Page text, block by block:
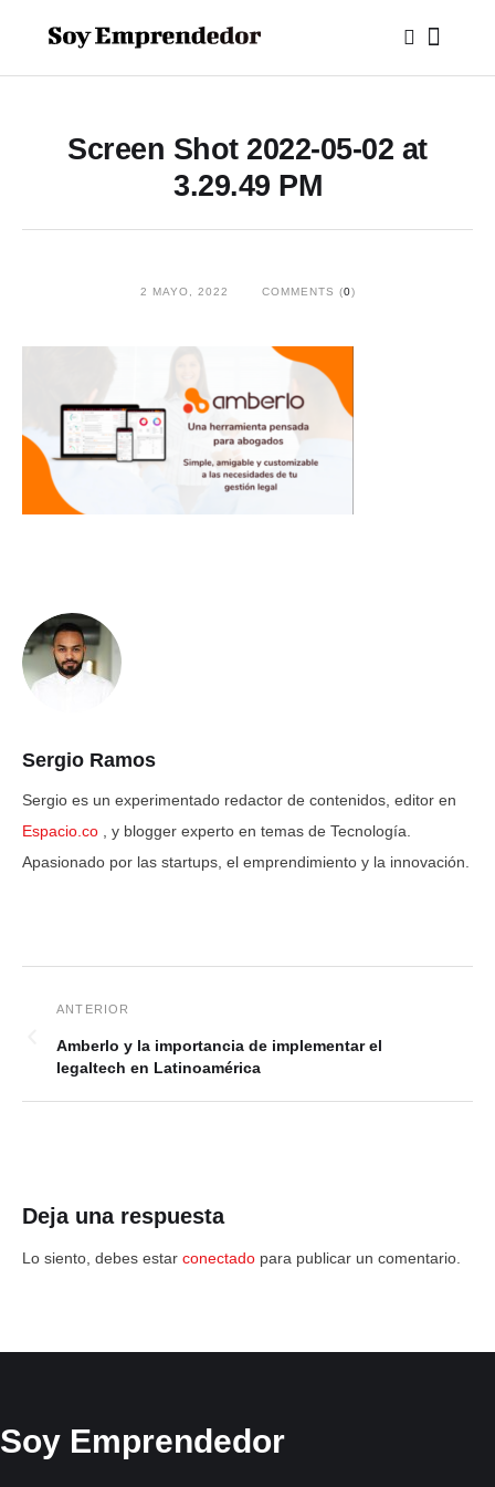
Screen Shot 2022-05-02 at
3.29.49 PM
2 MAYO, 2022 COMMENTS (0)
Sergio Ramos
Sergio es un experimentado redactor de contenidos, editor en
Espacio.co
, y blogger experto en temas de Tecnología.
Apasionado por las startups, el emprendimiento y la innovación.
Amberlo y la importancia de implementar el
legaltech en Latinoamérica
Deja una respuesta
Lo siento, debes estar conectado para publicar un comentario.
Soy Emprendedor